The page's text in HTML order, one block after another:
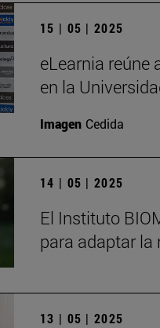
15 | 05 | 2025
eLearnia reúne
en la
Imagen Cedida
14 | 05 | 2025
El Instituto
para adaptar
13 | 05 | 2025